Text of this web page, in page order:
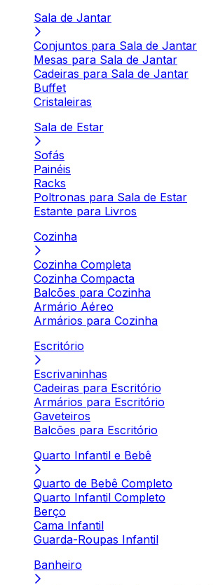
Sala de Jantar
Conjuntos para Sala de Jantar
Mesas para Sala de Jantar
Cadeiras para Sala de Jantar
Buffet
Cristaleiras
Sala de Estar
Sofás
Painéis
Racks
Poltronas para Sala de Estar
Estante para Livros
Cozinha
Cozinha Completa
Cozinha Compacta
Balcões para Cozinha
Armário Aéreo
Armários para Cozinha
Escritório
Escrivaninhas
Cadeiras para Escritório
Armários para Escritório
Gaveteiros
Balcões para Escritório
Quarto Infantil e Bebê
Quarto de Bebê Completo
Quarto Infantil Completo
Berço
Cama Infantil
Guarda-Roupas Infantil
Banheiro